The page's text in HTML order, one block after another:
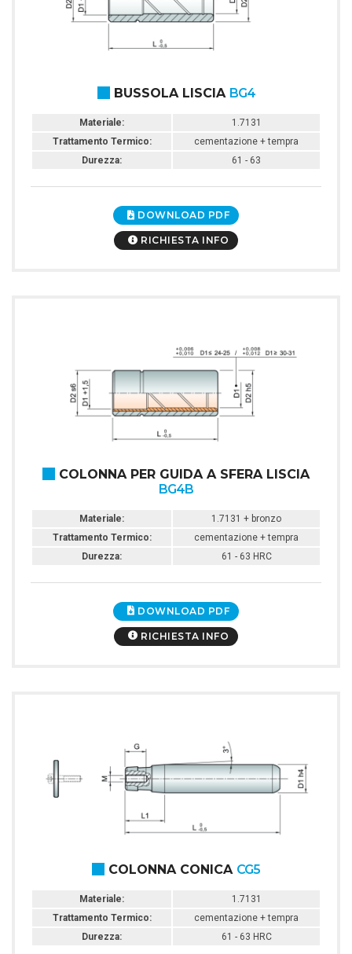
BUSSOLA LISCIA BG4
Materiale:
1.7131
Trattamento Termico:
cementazione + tempra
Durezza:
61 - 63
DOWNLOAD PDF
RICHIESTA INFO
COLONNA PER GUIDA A SFERA LISCIA
BG4B
Materiale:
1.7131 + bronzo
Trattamento Termico:
cementazione + tempra
Durezza:
61 - 63 HRC
DOWNLOAD PDF
RICHIESTA INFO
COLONNA CONICA CG5
Materiale:
1.7131
Trattamento Termico:
cementazione + tempra
Durezza:
61 - 63 HRC